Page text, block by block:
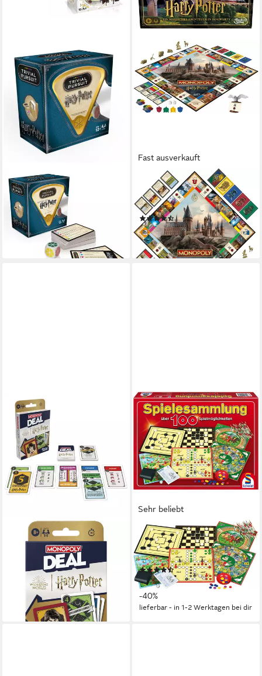
WINNING MOVES
Spiel Trivial Pursuit Harry
Potter Vol.1 + Vol. 2 (Bundle),
Wissenspiel
34,99 €
lieferbar - in 2-3 Werktagen bei dir
Fast ausverkauft
HASBRO
Spiel Monopoly Harry Potter,
Gesellschaftsspiel
(8)
ab 44,61 €
lieferbar - in 1-2 Werktagen bei dir
HASBRO
Spiel Monopoly Deal
Kartenspiel Harry Potter
11,99 €
lieferbar - in 2-3 Werktagen bei dir
Sehr beliebt
SCHMIDT SPIELE
Spiel Spielesammlung - 100
Spielmöglichkeiten
(30)
ab 17,41 € UVP28,99 €
-40%
lieferbar - in 1-2 Werktagen bei dir